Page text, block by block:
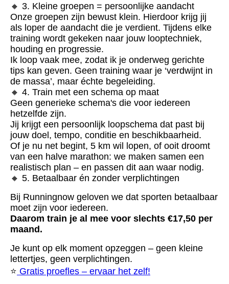
🔸 3. Kleine groepen = persoonlijke aandacht
Onze groepen zijn bewust klein. Hierdoor krijg jij
als loper de aandacht die je verdient. Tijdens elke
training wordt gekeken naar jouw looptechniek,
houding en progressie.
Ik loop vaak mee, zodat ik je onderweg gerichte
tips kan geven. Geen training waar je ‘verdwijnt in
de massa’, maar échte begeleiding.
🔸 4. Train met een schema op maat
Geen generieke schema's die voor iedereen
hetzelfde zijn.
Jij krijgt een persoonlijk loopschema dat past bij
jouw doel, tempo, conditie en beschikbaarheid.
Of je nu net begint, 5 km wil lopen, of ooit droomt
van een halve marathon: we maken samen een
realistisch plan – en passen dit aan waar nodig.
🔸 5. Betaalbaar én zonder verplichtingen
Bij Runningnow geloven we dat sporten betaalbaar
moet zijn voor iedereen.
Daarom train je al mee voor slechts €17,50 per
maand.
Je kunt op elk moment opzeggen – geen kleine
lettertjes, geen verplichtingen.
⭐️ Gratis proefles – ervaar het zelf!